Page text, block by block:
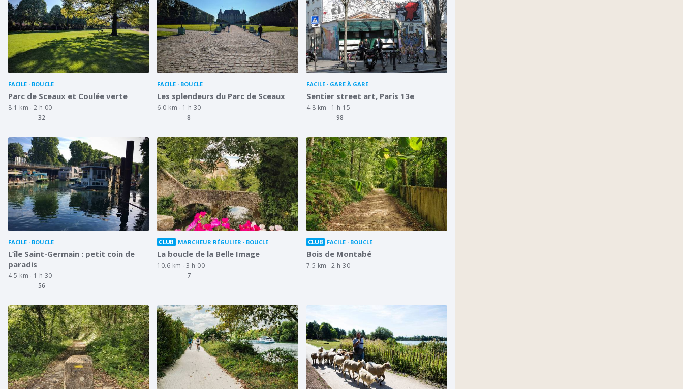
FACILE BOUCLE
Parc de Sceaux et Coulée verte
8.1 km
2 h 00
32
FACILE BOUCLE
Les splendeurs du Parc de Sceaux
6.0 km
1 h 30
8
FACILE GARE À GARE
Sentier street art, Paris 13e
4.8 km
1 h 15
98
FACILE BOUCLE
L’île Saint-Germain : petit coin de
paradis
4.5 km
1 h 30
56
CLUB MARCHEUR RÉGULIER BOUCLE
La boucle de la Belle Image
10.6 km
3 h 00
7
CLUB FACILE BOUCLE
Bois de Montabé
7.5 km 2 h 30